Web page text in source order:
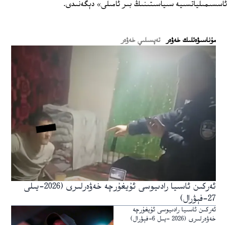
ئاسسىمىلياتسىيە سىياسىتىنىڭ بىر ئامىلى» دېگەنىدى.
ﻣﯘﻧﺎﺳﯩﯟﻩﺗﻠﯩﻚ ﺧﻪﯞﻩﺭ تەپسىلىي خەۋەر
ئەركىن ئاسىيا رادىيوسى ئۇيغۇرچە خەۋەرلىرى (2026-يىلى
27-فېۋرال)
ئەركىن ئاسىيا رادىيوسى ئۇيغۇرچە
خەۋەرلىرى (2026 -يىل 6-فېۋرال)